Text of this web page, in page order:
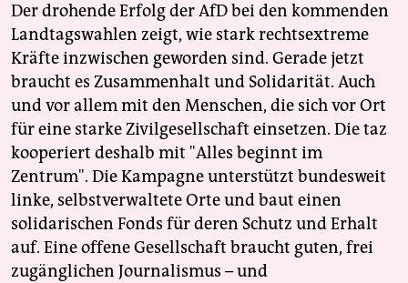
Der drohende Erfolg der AfD bei den kommenden
Landtagswahlen zeigt, wie stark rechtsextreme
Kräfte inzwischen geworden sind. Gerade jetzt
braucht es Zusammenhalt und Solidarität. Auch
und vor allem mit den Menschen, die sich vor Ort
für eine starke Zivilgesellschaft einsetzen. Die taz
kooperiert deshalb mit "Alles beginnt im
Zentrum". Die Kampagne unterstützt bundesweit
linke, selbstverwaltete Orte und baut einen
solidarischen Fonds für deren Schutz und Erhalt
auf. Eine offene Gesellschaft braucht guten, frei
zugänglichen Journalismus – und